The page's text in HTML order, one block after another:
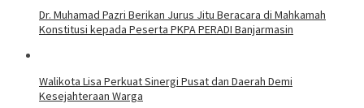
Dr. Muhamad Pazri Berikan Jurus Jitu Beracara di Mahkamah
Konstitusi kepada Peserta PKPA PERADI Banjarmasin
Walikota Lisa Perkuat Sinergi Pusat dan Daerah Demi
Kesejahteraan Warga